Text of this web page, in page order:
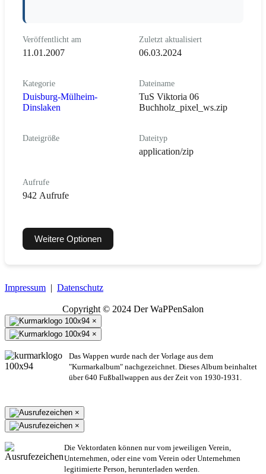
Veröffentlicht am
11.01.2007
Zuletzt aktualisiert
06.03.2024
Kategorie
Duisburg-Mülheim-
Dinslaken
Dateiname
TuS Viktoria 06
Buchholz_pixel_ws.zip
Dateigröße Dateityp
application/zip
Aufrufe
942 Aufrufe
Weitere Optionen
Impressum | Datenschutz
Copyright © 2024 Der WaPPenSalon
×
×
Das Wappen wurde nach der Vorlage aus dem
"Kurmarkalbum" nachgezeichnet. Dieses Album beinhaltet
über 640 Fußballwappen aus der Zeit von 1930-1931.
×
×
Die Vektordaten können nur vom jeweiligen Verein,
Unternehmen, oder eine vom Verein oder Unternehmen
legitimierte Person, herunterladen werden.